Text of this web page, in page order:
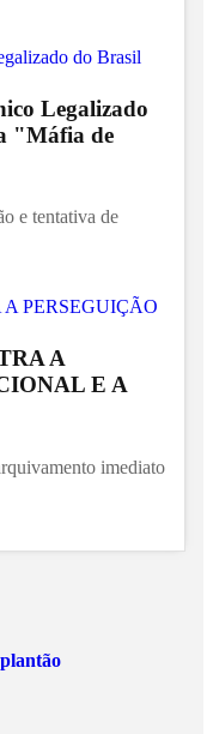
Legalizado
"Máfia de
e tentativa de
A
E A
imediato